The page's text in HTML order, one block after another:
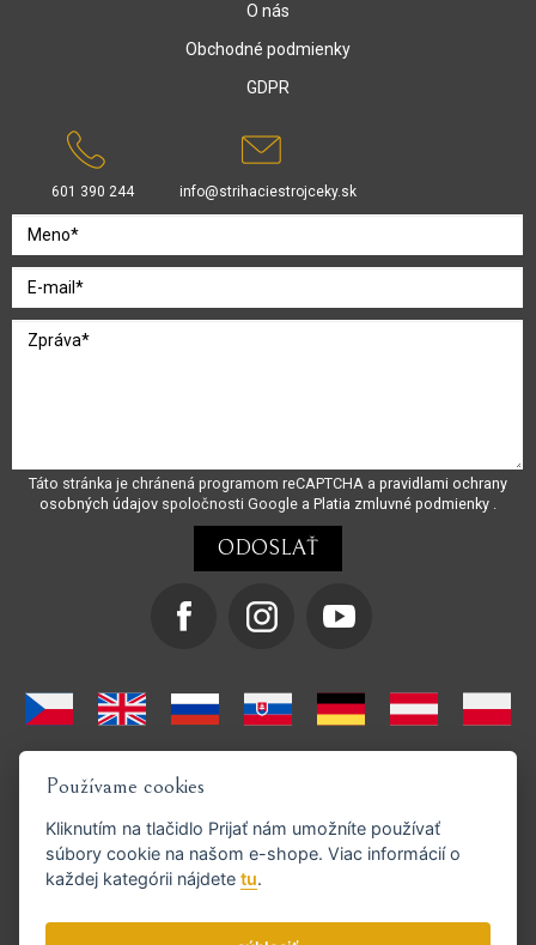
O nás
Obchodné podmienky
GDPR
601 390 244 info@strihaciestrojceky.sk
Táto stránka je chránená programom reCAPTCHA a pravidlami ochrany
osobných údajov spoločnosti Google a Platia zmluvné podmienky .
Podporujeme platby GoPay
Používame cookies
Kliknutím na tlačidlo Prijať nám umožníte používať
súbory cookie na našom e-shope. Viac informácií o
každej kategórii nájdetetu.